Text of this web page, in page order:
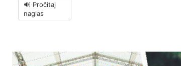
🔊 Pročitaj
naglas